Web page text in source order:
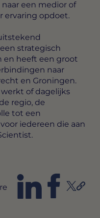
een medior of
ervaring opdoet.
strategisch
en heeft een groot
naar
en Groningen.
of dagelijks
regio, de
tot een
iedereen die aan